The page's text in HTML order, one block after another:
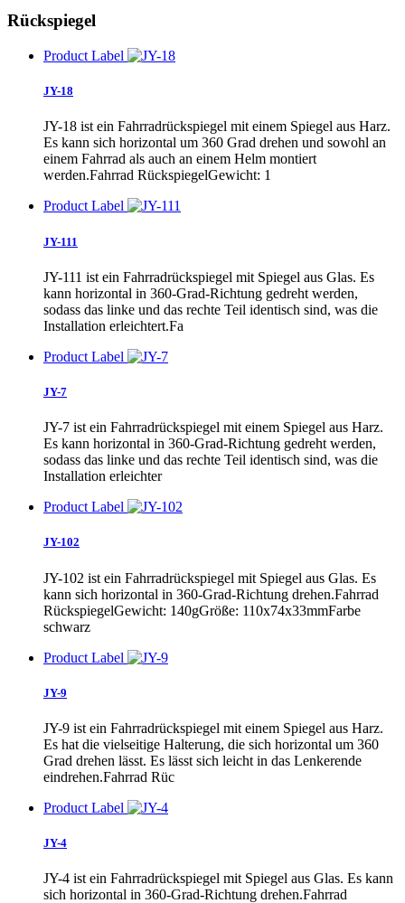
Rückspiegel
Product Label
JY-18
JY-18 ist ein Fahrradrückspiegel mit einem Spiegel aus Harz.
Es kann sich horizontal um 360 Grad drehen und sowohl an
einem Fahrrad als auch an einem Helm montiert
werden.Fahrrad RückspiegelGewicht: 1
Product Label
JY-111
JY-111 ist ein Fahrradrückspiegel mit Spiegel aus Glas. Es
kann horizontal in 360-Grad-Richtung gedreht werden,
sodass das linke und das rechte Teil identisch sind, was die
Installation erleichtert.Fa
Product Label
JY-7
JY-7 ist ein Fahrradrückspiegel mit einem Spiegel aus Harz.
Es kann horizontal in 360-Grad-Richtung gedreht werden,
sodass das linke und das rechte Teil identisch sind, was die
Installation erleichter
Product Label
JY-102
JY-102 ist ein Fahrradrückspiegel mit Spiegel aus Glas. Es
kann sich horizontal in 360-Grad-Richtung drehen.Fahrrad
RückspiegelGewicht: 140gGröße: 110x74x33mmFarbe
schwarz
Product Label
JY-9
JY-9 ist ein Fahrradrückspiegel mit einem Spiegel aus Harz.
Es hat die vielseitige Halterung, die sich horizontal um 360
Grad drehen lässt. Es lässt sich leicht in das Lenkerende
eindrehen.Fahrrad Rüc
Product Label
JY-4
JY-4 ist ein Fahrradrückspiegel mit Spiegel aus Glas. Es kann
sich horizontal in 360-Grad-Richtung drehen.Fahrrad